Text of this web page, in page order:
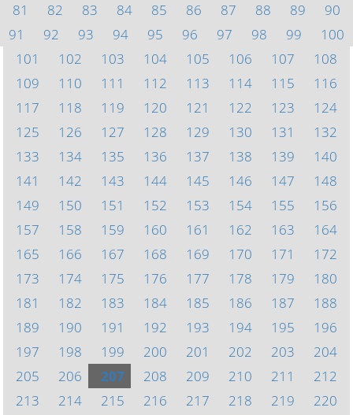
81
82 83 84 85 86 87 88 89
90
91
92 93 94 95 96 97 98 99
100
101
102 103 104 105 106 107
108
109
110 111 112 113 114 115
116
117
118 119 120 121 122 123
124
125
126 127 128 129 130 131
132
133
134 135 136 137 138 139
140
141
142 143 144 145 146 147
148
149
150 151 152 153 154 155
156
157
158 159 160 161 162 163
164
165
166 167 168 169 170 171
172
173
174 175 176 177 178 179
180
181
182 183 184 185 186 187
188
189
190 191 192 193 194 195
196
197
198 199 200 201 202 203
204
205
206 207 208 209 210 211
212
213
214 215 216 217 218 219
220